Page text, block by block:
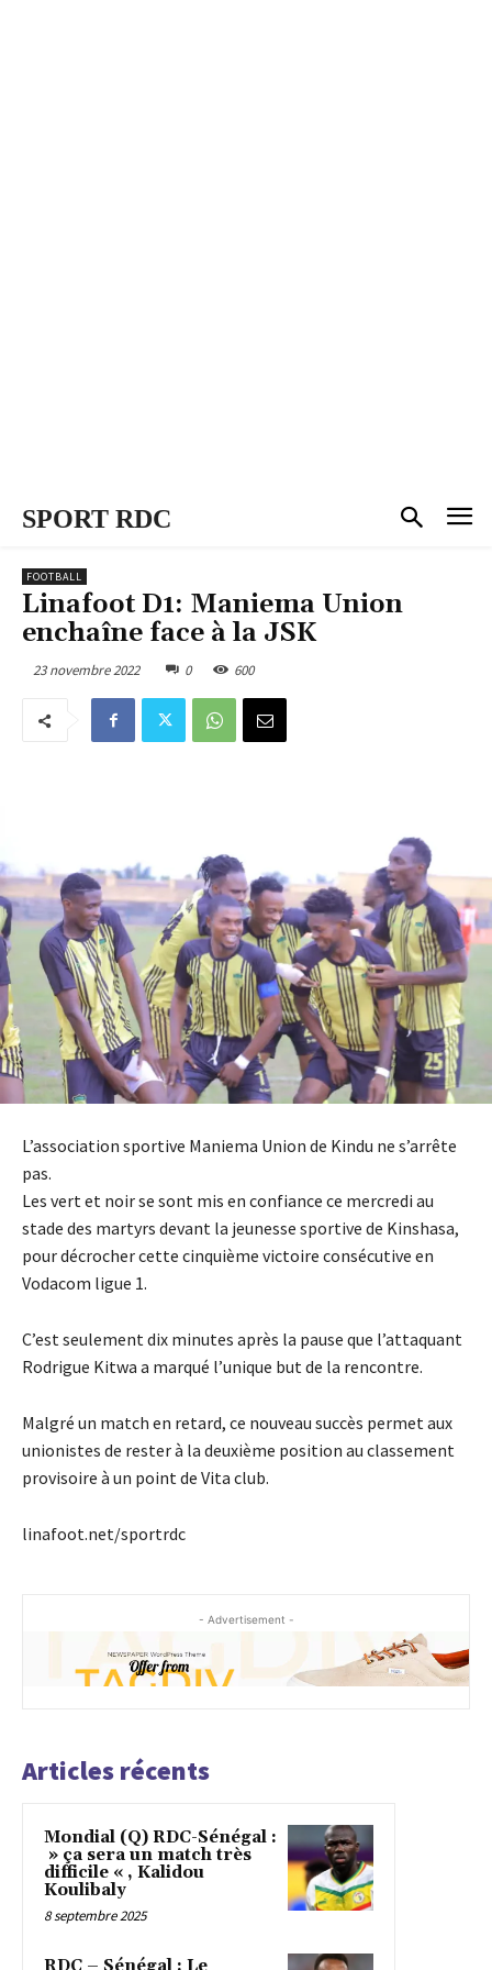
SPORT RDC
FOOTBALL
Linafoot D1: Maniema Union
enchaîne face à la JSK
23 novembre 2022 0 600
L’association sportive Maniema Union de Kindu ne s’arrête
pas.
Les vert et noir se sont mis en confiance ce mercredi au
stade des martyrs devant la jeunesse sportive de Kinshasa,
pour décrocher cette cinquième victoire consécutive en
Vodacom ligue 1.
C’est seulement dix minutes après la pause que l’attaquant
Rodrigue Kitwa a marqué l’unique but de la rencontre.
Malgré un match en retard, ce nouveau succès permet aux
unionistes de rester à la deuxième position au classement
provisoire à un point de Vita club.
linafoot.net/sportrdc
- Advertisement -
Articles récents
Mondial (Q) RDC-Sénégal :
» ça sera un match très
difficile « , Kalidou
Koulibaly
8 septembre 2025